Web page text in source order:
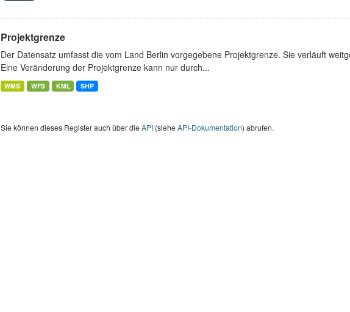
Projektgrenze
Der Datensatz umfasst die vom Land Berlin vorgegebene Projektgrenze. Sie verläuft
Eine Veränderung der Projektgrenze kann nur durch...
WMS WFS KML SHP
Sie können dieses Register auch über dieAPI(sieheAPI-Dokumentation) abrufen.